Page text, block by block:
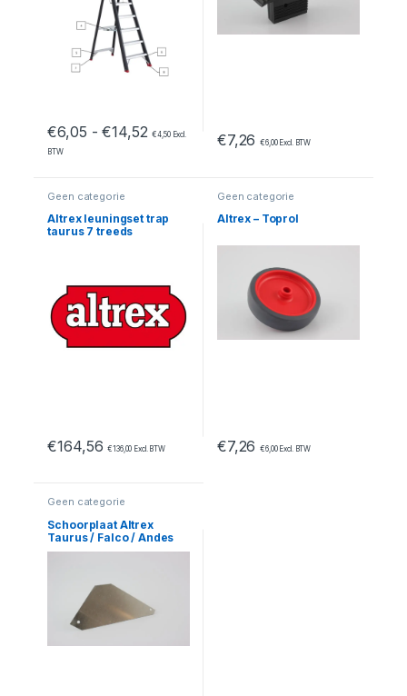
€6,05 - €14,52Prijsklasse: €6,05 tot €14,52
€4,50Excl.
BTW
€7,26 €6,00Excl. BTW
Geen categorie
Altrex leuningset trap
taurus 7 treeds
€164,56 €136,00 Excl. BTW
Geen categorie
Altrex – Toprol
€7,26 €6,00Excl. BTW
Geen categorie
Schoorplaat Altrex
Taurus / Falco / Andes